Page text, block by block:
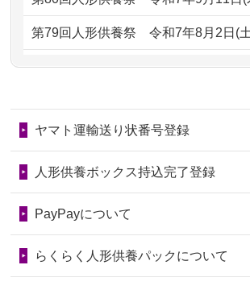
子どもの頃、妹と一緒に
ました。お...
ので、お願...
2026/06/28以前和人形やぬいぐるみ
いたことが...
の回りの物...
2026/06/28人形たちに これまで本当
供養が終わったお人形以
るのですか？
しょうか？
2024/01/04ガラスケースは外しても
第79回人形供養祭令和7年8月2日(
第78回人形供養祭令和7年6月20日(
第76回人形供養祭令和7年2月28日(
第75回人形供養祭令和7年1月17日(
第73回人形供養祭令和6年10月17
ヤマト運輸送り状番号登録
人形供養ボックス持込完了登録
PayPayについて
らくらく人形供養パックについて